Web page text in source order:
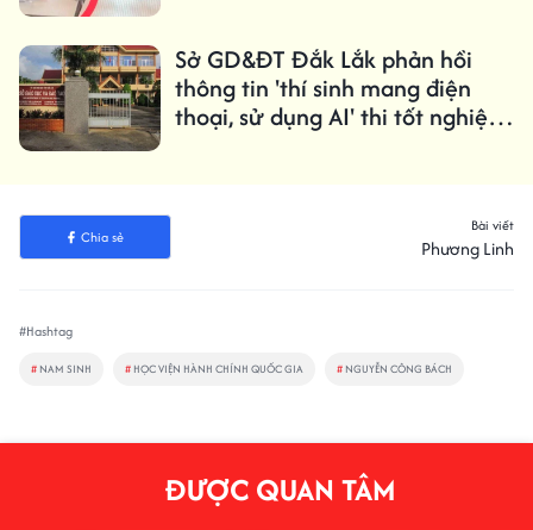
Sở GD&ĐT Đắk Lắk phản hồi
thông tin 'thí sinh mang điện
thoại, sử dụng AI' thi tốt nghiệp
Chia sẻ
Bài viết
Phương Linh
#Hashtag
# NAM SINH # HỌC VIỆN HÀNH CHÍNH QUỐC GIA # NGUYỄN CÔNG BÁCH
ĐƯỢC QUAN TÂM